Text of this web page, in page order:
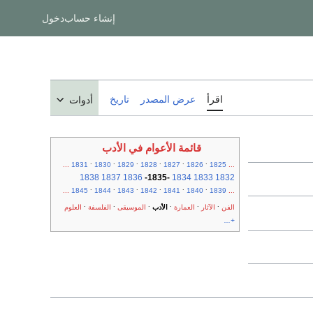
إنشاء حسابدخول
اقرأ عرض المصدر تاريخ أدوات
قائمة الأعوام في الأدب
...
1825
1826
1827
1828
1829
1830
1831
...
1832
1833
1834
-
1835
-
1836
1837
1838
...
1839
1840
1841
1842
1843
1844
1845
...
الفن الآثار العمارة الأدب الموسيقى الفلسفة
العلوم
+...